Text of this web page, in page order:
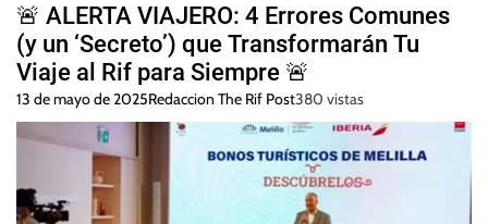
🚨 ALERTA VIAJERO: 4 Errores Comunes
(y un ‘Secreto’) que Transformarán Tu
Viaje al Rif para Siempre 🚨
13 de mayo de 2025Redaccion The Rif Post380 vistas